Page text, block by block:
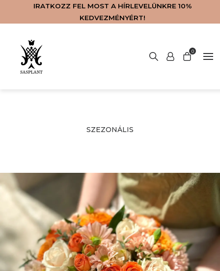
IRATKOZZ FEL MOST A HÍRLEVELÜNKRE 10%
KEDVEZMÉNYÉRT!
WEBSHOP
VIRÁGKÜLDÉS
LAKÁSKIEGÉSZÍTŐK
SZOLGÁLTATÁSOK
KAPCSOLAT
0
SZEZONÁLIS